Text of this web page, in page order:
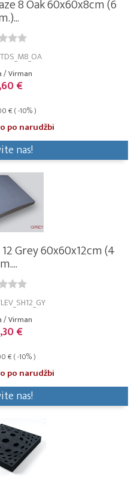
8 Oak 60x60x8cm (6
/ Virman
€
€ ( -10% )
po narudžbi
nas!
Grey 60x60x12cm (4
/ Virman
€
€ ( -10% )
po narudžbi
nas!